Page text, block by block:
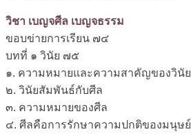
วิชา เบญจศีล เบญจธรรม
ขอบข่ายการเรียน ๗๔
บทที่ ๑ วินัย ๗๕
๑. ความหมายและความสาคัญของวินัย
๒. วินัยสัมพันธ์กับศีล
๓. ความหมายของศีล
๔. ศีลคือการรักษาความปกติของมนุษย์